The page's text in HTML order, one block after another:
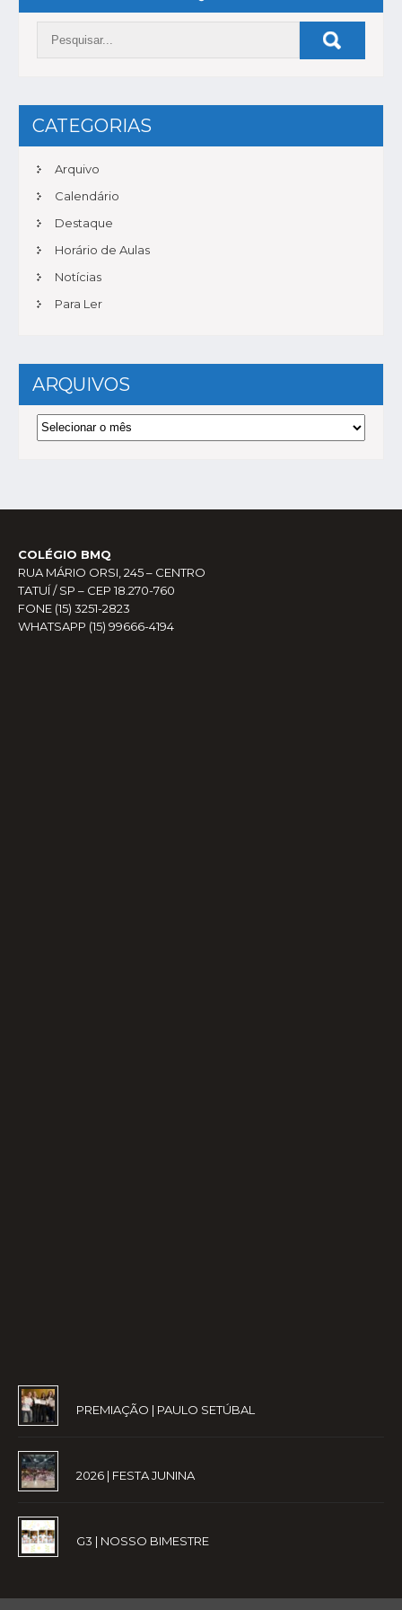
DE
POST
CATEGORIAS
Arquivo
Calendário
Destaque
Horário de Aulas
Notícias
Para Ler
ARQUIVOS
Arquivos
COLÉGIO BMQ
RUA MÁRIO ORSI, 245 – CENTRO
TATUÍ / SP – CEP 18.270-760
FONE (15) 3251-2823
WHATSAPP (15) 99666-4194
PREMIAÇÃO | PAULO SETÚBAL
2026 | FESTA JUNINA
G3 | NOSSO BIMESTRE